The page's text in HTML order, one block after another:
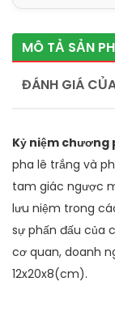
MÔ TẢ SẢN
ĐÁNH GIÁ
Kỷ niệm chương
pha lê trắng và
tam giác ngược
lưu niệm trong
sự phấn đấu của
cơ quan, doanh
12x20x8(cm).